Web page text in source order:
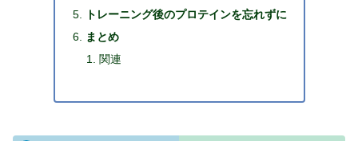
トレーニング後のプロテインを忘れずに
まとめ
関連